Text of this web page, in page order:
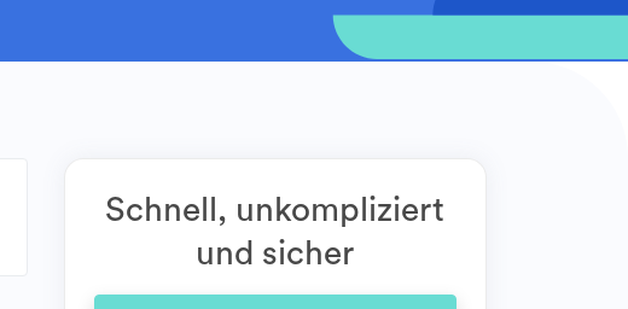
Schnell, unkompliziert
und sicher